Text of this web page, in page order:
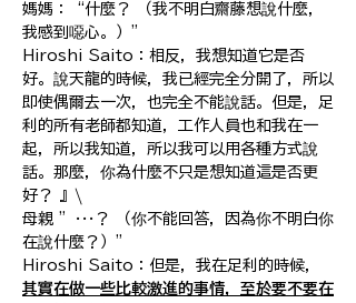
媽媽：“什麼？ （我不明白齋藤想說什麼，
我感到噁心。）”
Hiroshi Saito：相反，我想知道它是否
好。說天龍的時候，我已經完全分開了，所以
即使偶爾去一次，也完全不能說話。但是，足
利的所有老師都知道，工作人員也和我在一
起，所以我知道，所以我可以用各種方式說
話。那麼，你為什麼不只是想知道這是否更
好？ 』\
母親 ”···？ （你不能回答，因為你不明白你
在說什麼？）”
Hiroshi Saito：但是，我在足利的時候，
其實在做一些比較激進的事情，至於要不要在